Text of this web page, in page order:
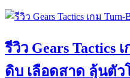
รีวิว Gears Tactics
ดิบ เลือดสาด ลุ้นตัว